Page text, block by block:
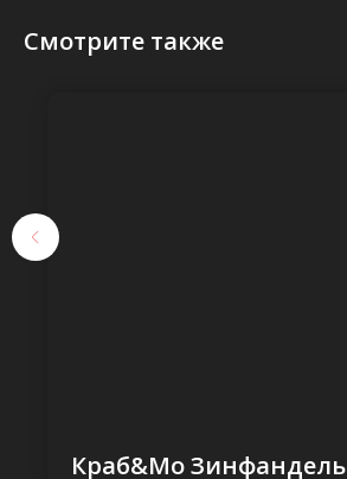
Смотрите также
Краб&Мо Зинфандель